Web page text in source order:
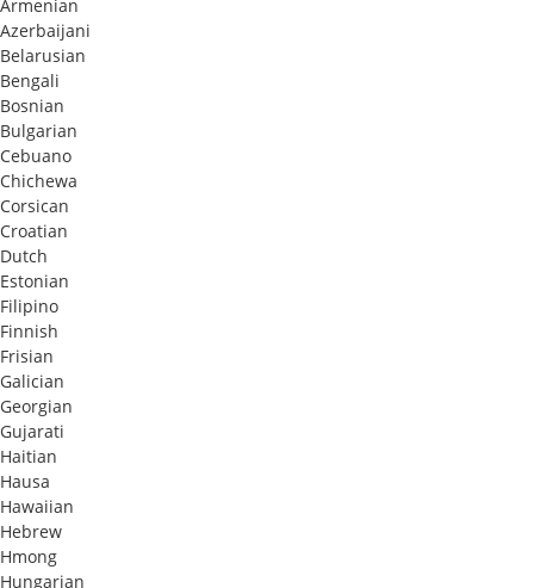
Armenian
Azerbaijani
Belarusian
Bengali
Bosnian
Bulgarian
Cebuano
Chichewa
Corsican
Croatian
Dutch
Estonian
Filipino
Finnish
Frisian
Galician
Georgian
Gujarati
Haitian
Hausa
Hawaiian
Hebrew
Hmong
Hungarian